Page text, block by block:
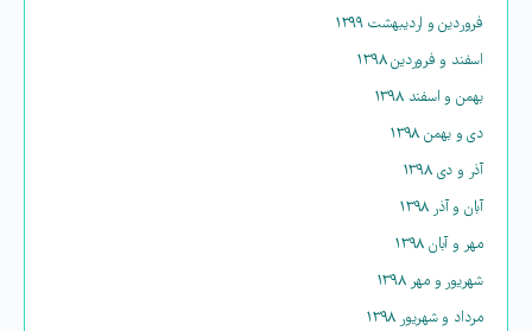
فروردین و اردیبهشت ۱۳۹۹
اسفند و فروردین ۱۳۹۸
بهمن و اسفند ۱۳۹۸
دی و بهمن ۱۳۹۸
آذر و دی ۱۳۹۸
آبان و آذر ۱۳۹۸
مهر و آبان ۱۳۹۸
شهریور و مهر ۱۳۹۸
مرداد و شهریور ۱۳۹۸